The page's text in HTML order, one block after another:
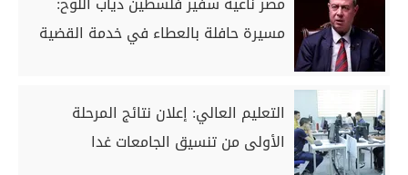
مسيرة حافلة بالعطاء في خدمة القضية
التعليم العالي: إعلان نتائج المرحلة
الأولى من تنسيق الجامعات غدا